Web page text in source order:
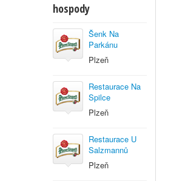
hospody
Šenk Na
Parkánu
Plzeň
Restaurace Na
Spilce
Plzeň
Restaurace U
Salzmannů
Plzeň